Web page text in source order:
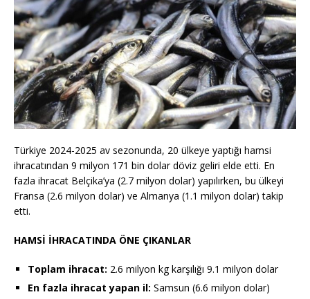
Türkiye 2024-2025 av sezonunda, 20 ülkeye yaptığı hamsi
ihracatından 9 milyon 171 bin dolar döviz geliri elde etti. En
fazla ihracat Belçika’ya (2.7 milyon dolar) yapılırken, bu ülkeyi
Fransa (2.6 milyon dolar) ve Almanya (1.1 milyon dolar) takip
etti.
HAMSİ İHRACATINDA ÖNE ÇIKANLAR
Toplam ihracat: 2.6 milyon kg karşılığı 9.1 milyon dolar
En fazla ihracat yapan il: Samsun (6.6 milyon dolar)